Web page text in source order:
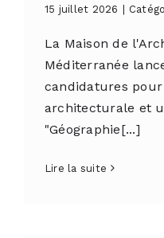
15 juillet 2026
La Maison de
Méditerranée
candidatures
architecturale et
"Géographie[...]
Lire la suite